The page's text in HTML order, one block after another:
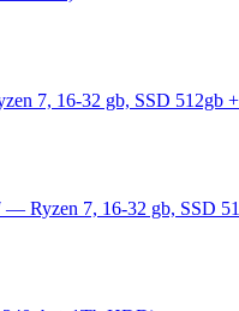
7, 16-32 gb, SSD 512gb
Ryzen 7, 16-32 gb, SSD